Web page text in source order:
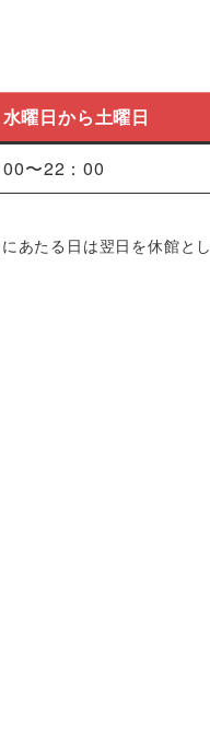
曜日から土曜日
〜22：00
あたる日は翌日を休館とし